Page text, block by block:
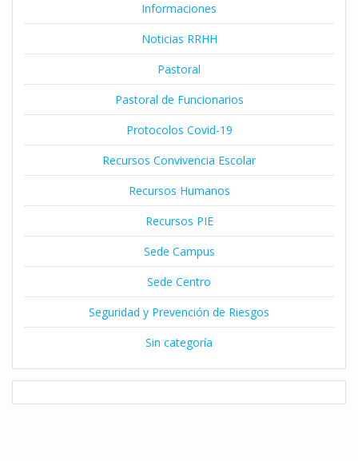
Informaciones
Noticias RRHH
Pastoral
Pastoral de Funcionarios
Protocolos Covid-19
Recursos Convivencia Escolar
Recursos Humanos
Recursos PIE
Sede Campus
Sede Centro
Seguridad y Prevención de Riesgos
Sin categoría